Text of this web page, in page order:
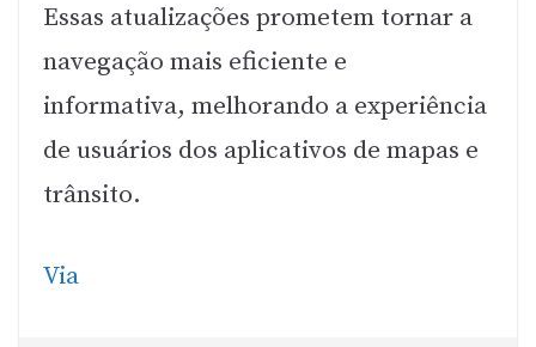
Essas atualizações prometem tornar a
navegação mais eficiente e
informativa, melhorando a experiência
de usuários dos aplicativos de mapas e
trânsito.
Via